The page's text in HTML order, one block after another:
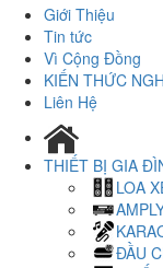
Giới Thiệu
Tin tức
Vì Cộng Đồng
KIẾN THỨC
Liên Hệ
THIẾT BỊ GIA
LOA
ĐẦU